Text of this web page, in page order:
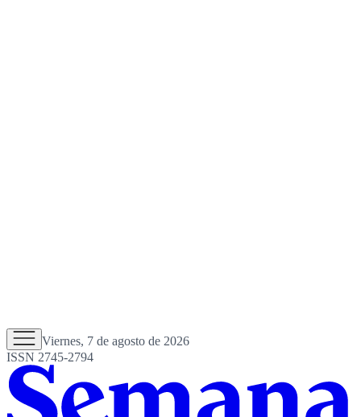
Viernes, 7 de agosto de 2026
ISSN 2745-2794